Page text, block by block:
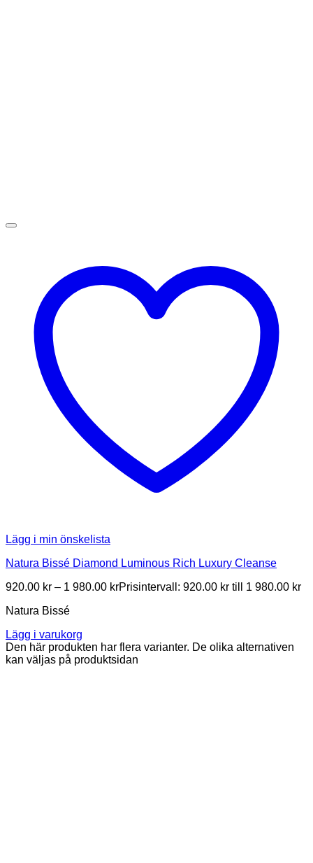
Lägg i min önskelista
Natura Bissé Diamond Luminous Rich Luxury Cleanse
920.00 kr – 1 980.00 krPrisintervall: 920.00 kr till 1 980.00 kr
Natura Bissé
Lägg i varukorg
Den här produkten har flera varianter. De olika alternativen
kan väljas på produktsidan